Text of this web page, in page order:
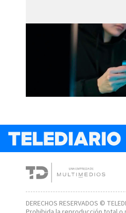
DERECHOS RESERVADOS ©